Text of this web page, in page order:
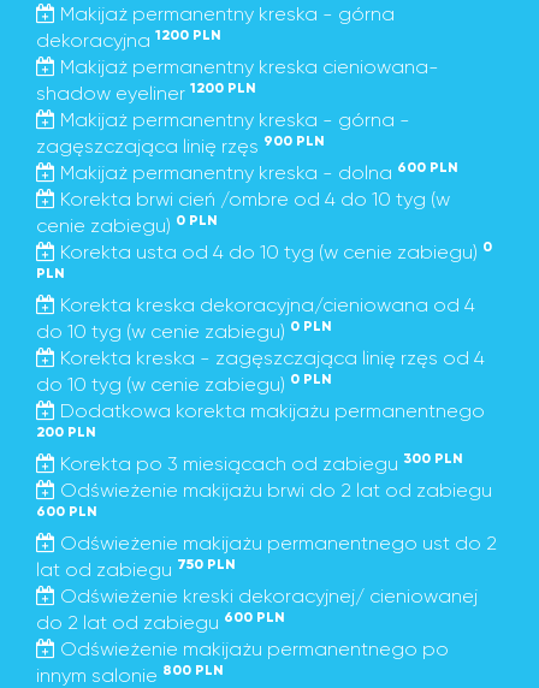
Makijaż permanentny kreska - górna
dekoracyjna 1200 PLN
Makijaż permanentny kreska cieniowana-
shadow eyeliner 1200 PLN
Makijaż permanentny kreska - górna -
zagęszczająca linię rzęs 900 PLN
Makijaż permanentny kreska - dolna 600 PLN
Korekta brwi cień /ombre od 4 do 10 tyg (w
cenie zabiegu) 0 PLN
Korekta usta od 4 do 10 tyg (w cenie zabiegu) 0
PLN
Korekta kreska dekoracyjna/cieniowana od 4
do 10 tyg (w cenie zabiegu) 0 PLN
Korekta kreska - zagęszczająca linię rzęs od 4
do 10 tyg (w cenie zabiegu) 0 PLN
Dodatkowa korekta makijażu permanentnego
200 PLN
Korekta po 3 miesiącach od zabiegu 300 PLN
Odświeżenie makijażu brwi do 2 lat od zabiegu
600 PLN
Odświeżenie makijażu permanentnego ust do 2
lat od zabiegu 750 PLN
Odświeżenie kreski dekoracyjnej/ cieniowanej
do 2 lat od zabiegu 600 PLN
Odświeżenie makijażu permanentnego po
innym salonie 800 PLN